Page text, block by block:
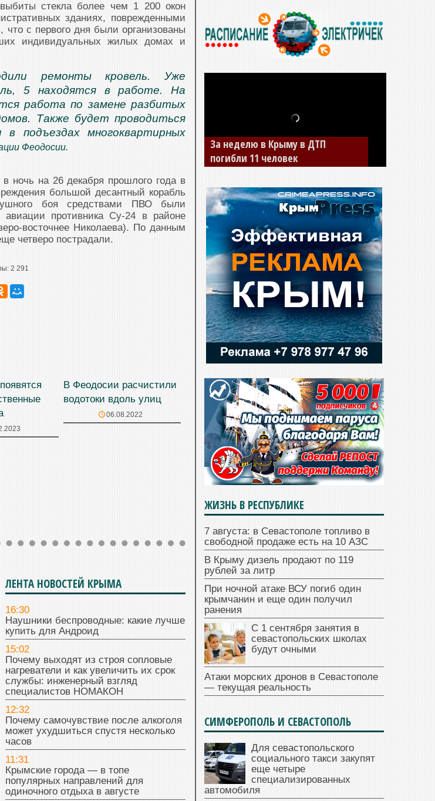
стекла более чем 1 200 окон
зданиях, поврежденными
что с первого дня были организованы
индивидуальных жилых домах и
ремонты кровель. Уже
5 находятся в работе. На
работа по замене разбитых
Также будет проводиться
подъездах многоквартирных
Феодосии.
ночь на 26 декабря прошлого года в
большой десантный корабль
боя средствами ПВО были
авиации противника Су-24 в районе
восточнее Николаева). По данным
четверо пострадали.
2 291
В Феодосии расчистили
водотоки вдоль улиц
06.08.2022
ЛЕНТА НОВОСТЕЙ КРЫМА
16:30
Наушники беспроводные: какие лучше
купить для Андроид
15:02
Почему выходят из строя сопловые
нагреватели и как увеличить их срок
службы: инженерный взгляд
специалистов НОМАКОН
12:32
Почему самочувствие после алкоголя
может ухудшиться спустя несколько
часов
11:31
Крымские города — в топе
популярных направлений для
одиночного отдыха в августе
В Джанкое водитель ВАЗа сбил
двух детей на «зебре»
ЖИЗНЬ В РЕСПУБЛИКЕ
7 августа: в Севастополе топливо в
свободной продаже есть на 10 АЗС
В Крыму дизель продают по 119
рублей за литр
При ночной атаке ВСУ погиб один
крымчанин и еще один получил
ранения
С 1 сентября занятия в
севастопольских школах
будут очными
Атаки морских дронов в Севастополе
— текущая реальность
СИМФЕРОПОЛЬ И СЕВАСТОПОЛЬ
Для севастопольского
социального такси закупят
еще четыре
специализированных
автомобиля